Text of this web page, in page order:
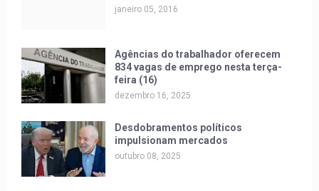
janeiro 05, 2016
Agências do trabalhador oferecem
834 vagas de emprego nesta terça-
feira (16)
dezembro 16, 2025
Desdobramentos políticos
impulsionam mercados
outubro 08, 2025